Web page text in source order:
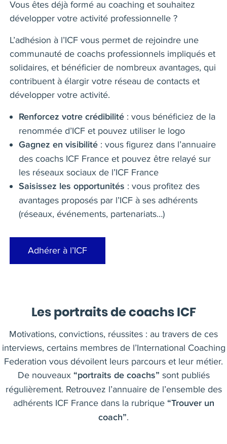
Vous êtes déjà formé au coaching et souhaitez
développer votre activité professionnelle ?
L’adhésion à l’ICF vous permet de rejoindre une
communauté de coachs professionnels impliqués et
solidaires, et bénéficier de nombreux avantages, qui
contribuent à élargir votre réseau de contacts et
développer votre activité.
Renforcez votre crédibilité: vous bénéficiez de la
renommée d’ICF et pouvez utiliser le logo
Gagnez en visibilité: vous figurez dans l’annuaire
des coachs ICF France et pouvez être relayé sur
les réseaux sociaux de l’ICF France
Saisissez les opportunités : vous profitez des
avantages proposés par l’ICF à ses adhérents
(réseaux, événements, partenariats…)
Adhérer à l’ICF
Lesportraits de coachsICF
Motivations, convictions, réussites : au travers de ces
interviews, certains membres de l’International Coaching
Federation vous dévoilent leurs parcours et leur métier.
De nouveaux “portraits de coachs” sont publiés
régulièrement. Retrouvez l’annuaire de l’ensemble des
adhérents ICF France dans la rubrique “Trouver un
coach”.